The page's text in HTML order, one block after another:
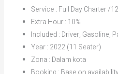
Service : Full Day Charter /
Extra Hour : 10%
Included : Driver, Gasoline,
Year : 2022 (11 Seater)
Zona : Dalam kota